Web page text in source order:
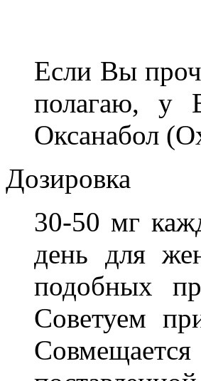
Если Вы
полагаю, у
Оксанабол
Дозировка
30-50 мг
день для
подобных
Советуем